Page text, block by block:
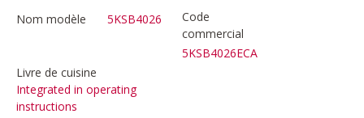
Nom modèle 5KSB4026
Code
commercial
5KSB4026ECA
Livre de cuisine
Integrated in operating
instructions